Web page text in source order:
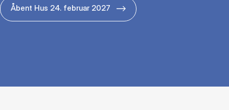
Åbent Hus 24. februar 2027